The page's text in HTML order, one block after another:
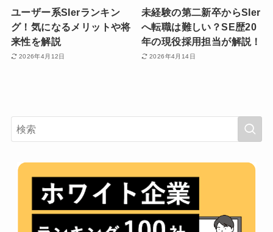
ユーザー系SIerランキン
グ！気になるメリットや将
来性を解説
2026年4月12日
未経験の第二新卒からSIer
へ転職は難しい？SE歴20
年の現役採用担当が解説！
2026年4月14日